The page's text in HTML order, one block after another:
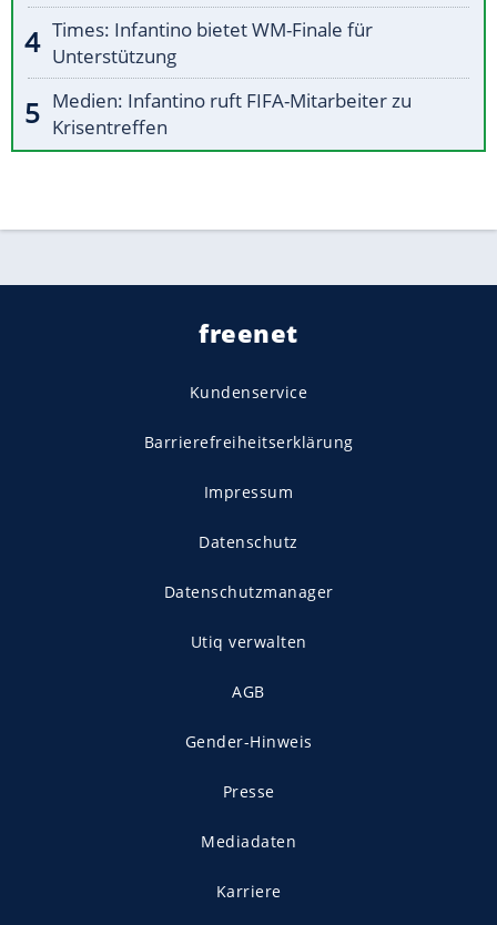
Times: Infantino bietet WM-Finale für
Unterstützung
Medien: Infantino ruft FIFA-Mitarbeiter zu
Krisentreffen
freenet
Kundenservice
Barrierefreiheitserklärung
Impressum
Datenschutz
Datenschutzmanager
Utiq verwalten
AGB
Gender-Hinweis
Presse
Mediadaten
Karriere